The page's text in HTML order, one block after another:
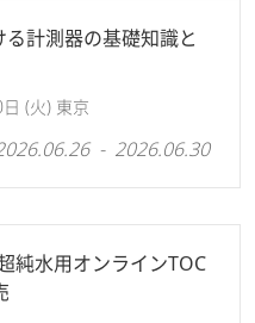
計測器の基礎知識と
(火) 東京
- 2026.06.30
純水用オンラインTOC